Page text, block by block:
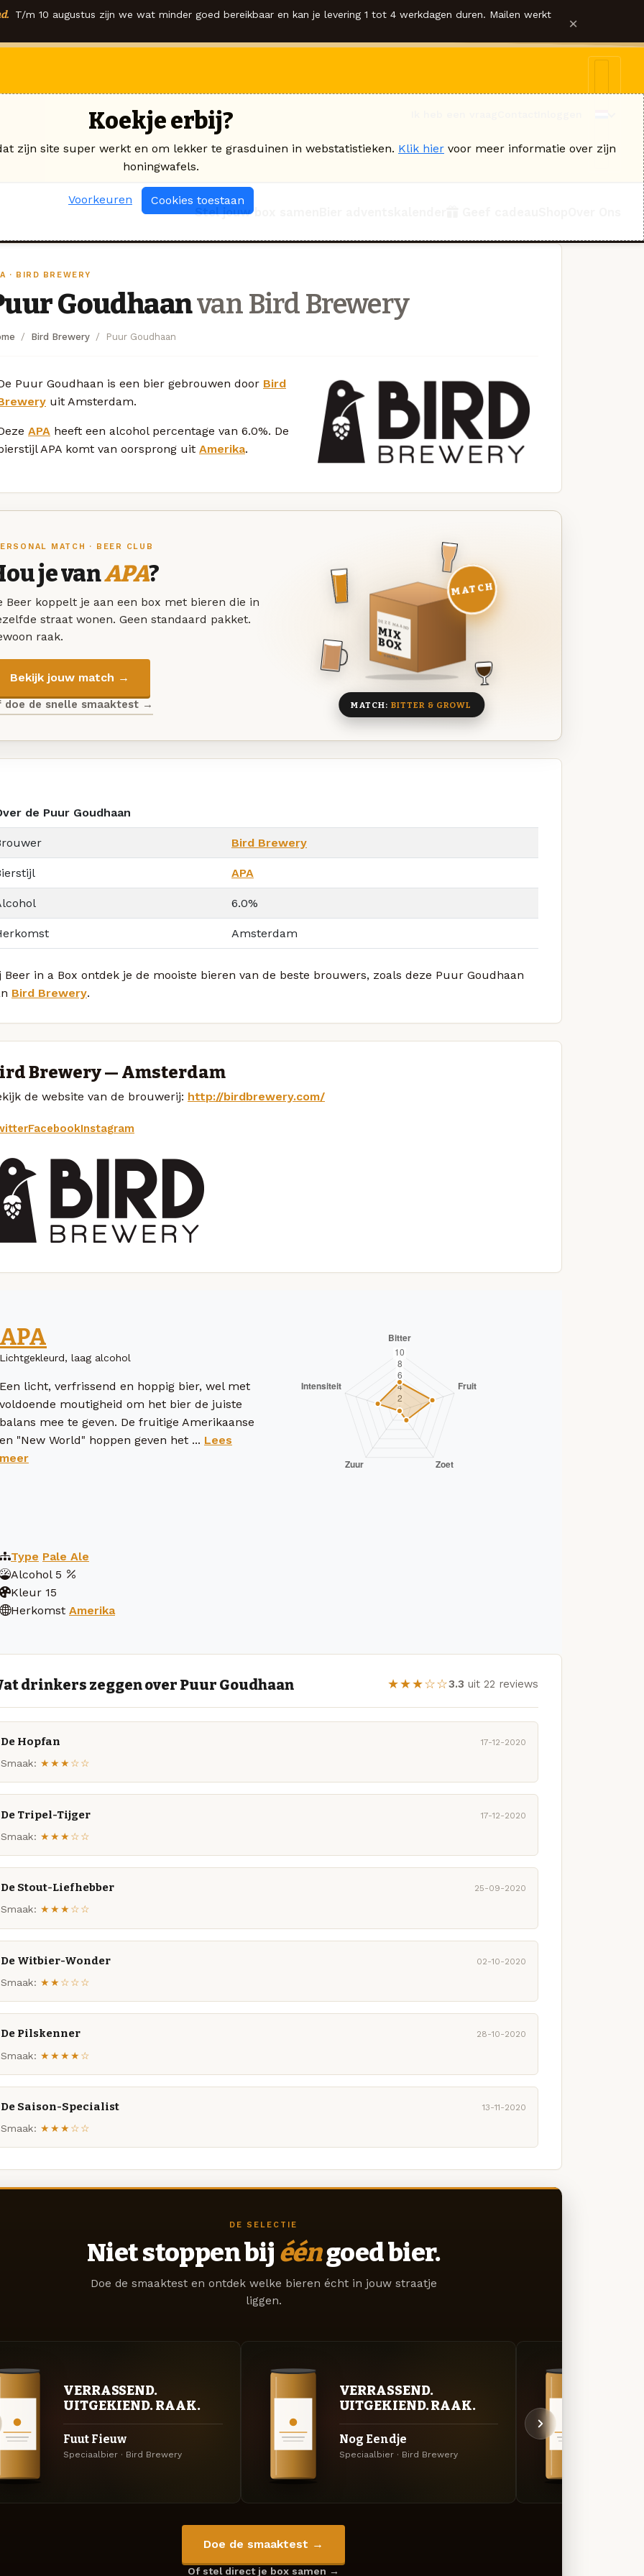
T/m 10 augustus zijn we wat minder goed bereikbaar en kan je levering 1 tot 4 werkdagen duren. Mailen werkt ×
Stel jouw box samen
· BIRD BREWERY
Goudhaanvan Bird Brewery
Bird Brewery Puur Goudhaan
Puur Goudhaan is een bier gebrouwen door Bird
uit Amsterdam.
APA heeft een alcohol percentage van 6.0%. De
APA komt van oorsprong uit Amerika.
MATCH · BEER CLUB
je vanAPA?
Beer koppelt je aan een box met bieren die in
straat wonen. Geen standaard pakket.
raak.
Bekijk jouw match →
doe de snelle smaaktest →
DEZE MAAND
MIX
BOX
8 BIEREN
MATCH
MATCH: BITTER & GROWL
de Puur Goudhaan
Bird Brewery
APA
6.0%
Amsterdam
Beer in a Box ontdek je de mooiste bieren van de beste brouwers, zoals deze Puur Goudhaan
Bird Brewery.
Brewery — Amsterdam
de website van de brouwerij: http://birdbrewery.com/
FacebookInstagram
APA
Lichtgekleurd, laag alcohol
Een licht, verfrissend en hoppig bier, wel met
voldoende moutigheid om het bier de juiste
balans mee te geven. De fruitige Amerikaanse
en "New World" hoppen geven het ... Lees
meer
Type Pale Ale
Alcohol 5
Kleur 15
Herkomst Amerika
drinkers zeggen over Puur Goudhaan ★★★☆☆3.3 uit 22 reviews
De Hopfan 17-12-2020
Smaak: ★★★☆☆
De Tripel-Tijger 17-12-2020
Smaak: ★★★☆☆
De Stout-Liefhebber 25-09-2020
Smaak: ★★★☆☆
De Witbier-Wonder 02-10-2020
Smaak: ★★☆☆☆
De Pilskenner 28-10-2020
Smaak: ★★★★☆
De Saison-Specialist 13-11-2020
Smaak: ★★★☆☆
DE SELECTIE
Niet stoppen bij ééngoed bier.
Doe de smaaktest en ontdek welke bieren écht in jouw straatje
liggen.
VERRASSEND.
UITGEKIEND. RAAK.
Fuut Fieuw
Speciaalbier · Bird Brewery
VERRASSEND.
UITGEKIEND. RAAK.
Nog Eendje
Speciaalbier · Bird Brewery
Doe de smaaktest →
Of stel direct je box samen →
Koekje erbij?
zijn site super werkt en om lekker te grasduinen in webstatistieken. Klik hier voor meer informatie over zijn
honingwafels.
Voorkeuren Cookies toestaan